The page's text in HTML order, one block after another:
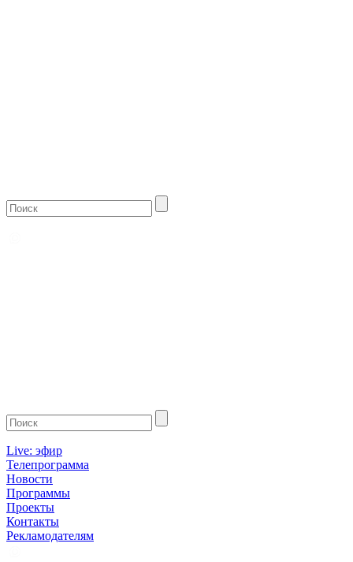
Live: эфир
Телепрограмма
Новости
Программы
Проекты
Контакты
Рекламодателям